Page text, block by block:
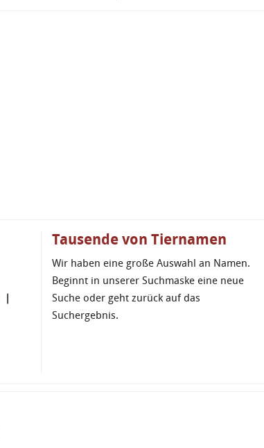
|
Tausende von Tiernamen
Wir haben eine große Auswahl an Namen.
Beginnt in unserer Suchmaske eine neue
Suche oder geht zurück auf das
Suchergebnis.